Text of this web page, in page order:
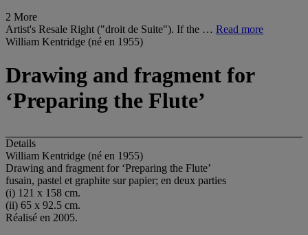
2 More
Artist's Resale Right ("droit de Suite"). If the … Read more
William Kentridge (né en 1955)
Drawing and fragment for
‘Preparing the Flute’
Details
William Kentridge (né en 1955)
Drawing and fragment for ‘Preparing the Flute’
fusain, pastel et graphite sur papier; en deux parties
(i) 121 x 158 cm.
(ii) 65 x 92.5 cm.
Réalisé en 2005.